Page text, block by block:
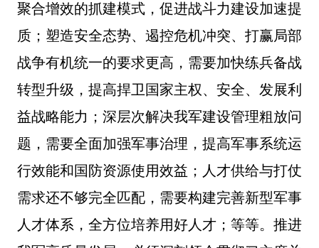
聚合增效的抓建模式，促进战斗力建设加速提
质；塑造安全态势、遏控危机冲突、打赢局部
战争有机统一的要求更高，需要加快练兵备战
转型升级，提高捍卫国家主权、安全、发展利
益战略能力；深层次解决我军建设管理粗放问
题，需要全面加强军事治理，提高军事系统运
行效能和国防资源使用效益；人才供给与打仗
需求还不够完全匹配，需要构建完善新型军事
人才体系，全方位培养用好人才；等等。推进